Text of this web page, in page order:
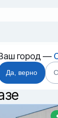
город —
Да, верно